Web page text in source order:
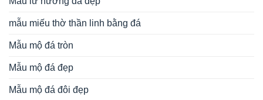
mẫu miếu thờ thần linh bằng đá
Mẫu mộ đá tròn
Mẫu mộ đá đẹp
Mẫu mộ đá đôi đẹp